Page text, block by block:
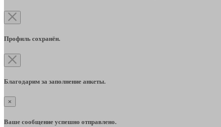
Профиль сохранён.
Благодарим за заполнение анкеты.
×
Ваше сообщение успешно отправлено.